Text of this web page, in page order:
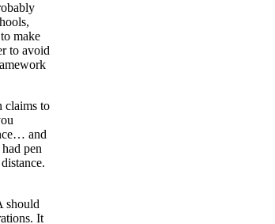
make
to avoid
claims to
and
pen
should
It